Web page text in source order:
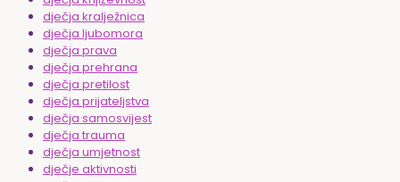
dječja kralježnica
dječja ljubomora
dječja prava
dječja prehrana
dječja pretilost
dječja prijateljstva
dječja samosvijest
dječja trauma
dječja umjetnost
dječje aktivnosti